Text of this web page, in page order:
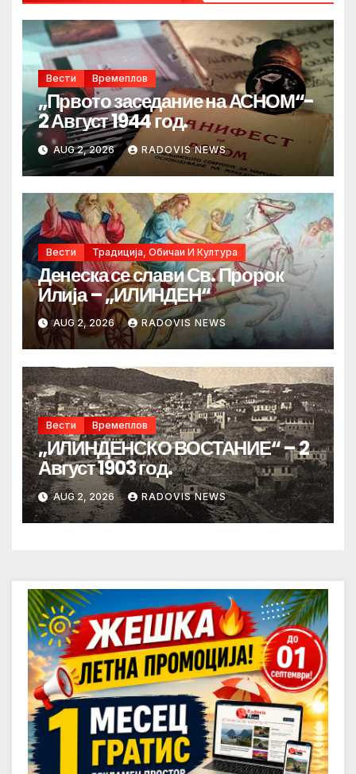
Вести Времеплов
„Првото заседание на АСНОМ“-
2 Август 1944 год.
AUG 2, 2026 RADOVIS NEWS
Вести Традиција, Обичаи И Култура
Денеска се слави Св. Пророк
Илија – „ИЛИНДЕН“
AUG 2, 2026 RADOVIS NEWS
Вести Времеплов
„ИЛИНДЕНСКО ВОСТАНИЕ“ – 2
Август 1903 год.
AUG 2, 2026 RADOVIS NEWS